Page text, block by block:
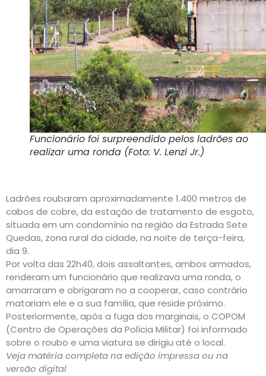
Funcionário foi surpreendido pelos ladrões ao
realizar uma ronda (Foto: V. Lenzi Jr.)
Ladrões roubaram aproximadamente 1.400 metros de
cabos de cobre, da estação de tratamento de esgoto,
situada em um condomínio na região da Estrada Sete
Quedas, zona rural da cidade, na noite de terça-feira,
dia 9.
Por volta das 22h40, dois assaltantes, ambos armados,
renderam um funcionário que realizava uma ronda, o
amarraram e obrigaram no a cooperar, caso contrário
matariam ele e a sua família, que reside próximo.
Posteriormente, após a fuga dos marginais, o COPOM
(Centro de Operações da Polícia Militar) foi informado
sobre o roubo e uma viatura se dirigiu até o local.
Veja matéria completa na edição impressa ou na
versão digital